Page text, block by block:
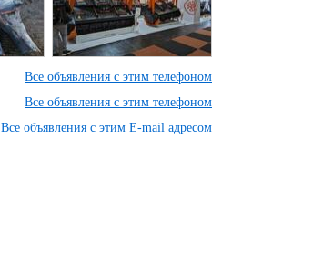
Все объявления с этим телефоном
Все объявления с этим телефоном
Все объявления с этим E-mail адресом